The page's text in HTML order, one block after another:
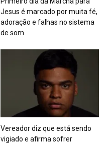
Jesus é marcado por muita fé,
adoração e falhas no sistema
de som
Vereador diz que está sendo
vigiado e afirma sofrer